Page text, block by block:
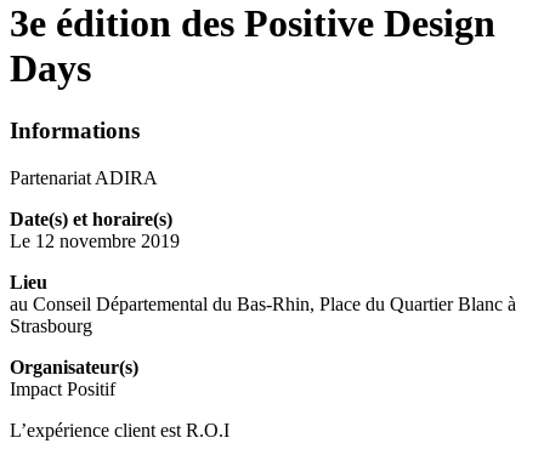
3e édition des Positive Design
Days
Informations
Partenariat ADIRA
Date(s) et horaire(s)
Le 12 novembre 2019
Lieu
au Conseil Départemental du Bas-Rhin, Place du Quartier Blanc à
Strasbourg
Organisateur(s)
Impact Positif
L’expérience client est R.O.I